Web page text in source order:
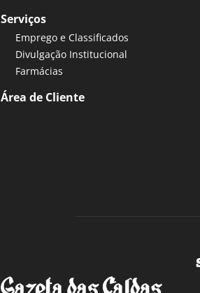
Serviços
Emprego e Classificados
Divulgação Institucional
Farmácias
Área de Cliente